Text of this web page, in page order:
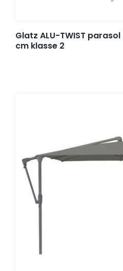
Glatz ALU-TWIST
cm klasse 2